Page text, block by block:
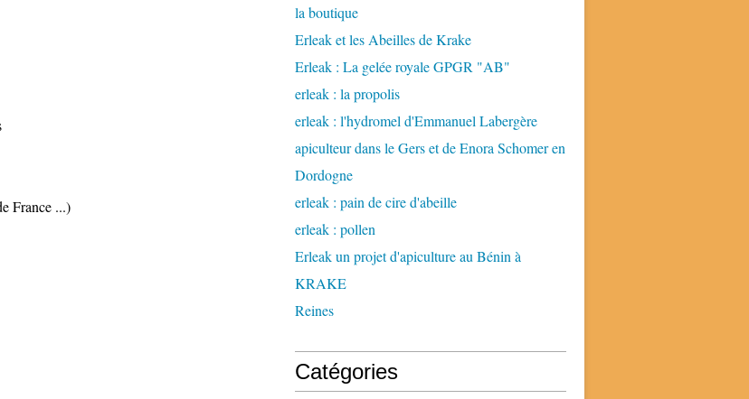
France ...)
la boutique
Erleak et les Abeilles de Krake
Erleak : La gelée royale GPGR "AB"
erleak : la propolis
erleak : l'hydromel d'Emmanuel Labergère
apiculteur dans le Gers et de Enora Schomer en
Dordogne
erleak : pain de cire d'abeille
erleak : pollen
Erleak un projet d'apiculture au Bénin à
KRAKE
Reines
Catégories